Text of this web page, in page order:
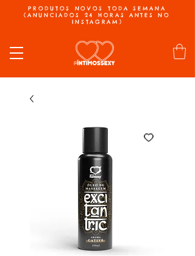
PRODUTOS NOVOS TODA SEMANA
(ANUNCIADOS 24 HORAS ANTES NO
INSTAGRAM)